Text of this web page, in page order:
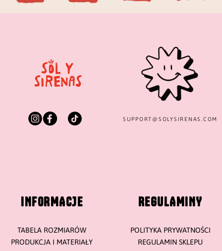
SUPPORT@ SOLYSIRENAS.COM
INFORMACJE
TABELA ROZMIARÓW
PRODUKCJA I MATERIAŁY
REGULAMINY
POLITYKA PRYWATNOŚCI
REGULAMIN SKLEPU